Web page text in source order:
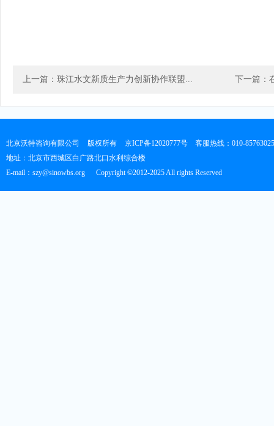
上一篇：珠江水文新质生产力创新协作联盟... 下一篇：
北京沃特咨询有限公司 版权所有 京ICP备12020777号 客服热线：010-85763025
地址：北京市西城区白广路北口水利综合楼
E-mail：szy@sinowbs.org
Copyright ©2012-2025 All rights Reserved